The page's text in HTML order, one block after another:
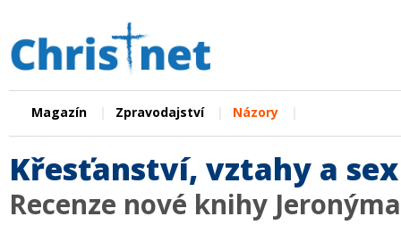
Magazín Zpravodajství Názory
Křesťanství, vztahy a sex
Recenze nové knihy